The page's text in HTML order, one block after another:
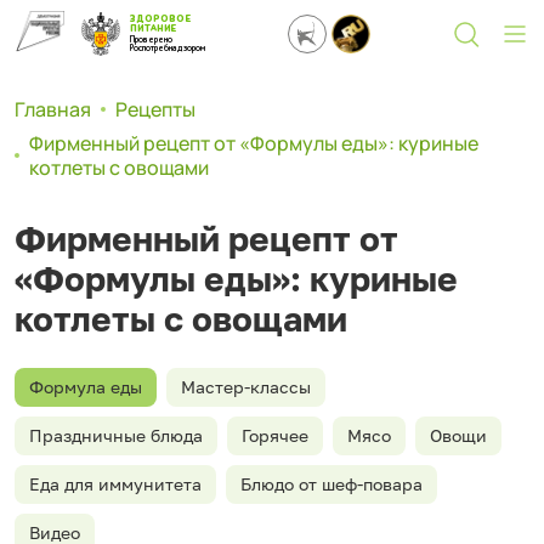
ЗДОРОВОЕ
ПИТАНИЕ
Проверено
Роспотребнадзором
Главная
Рецепты
Фирменный рецепт от «Формулы еды»: куриные
котлеты с овощами
Фирменный рецепт от
«Формулы еды»: куриные
котлеты с овощами
Формула еды Мастер-классы
Праздничные блюда Горячее Мясо Овощи
Еда для иммунитета Блюдо от шеф-повара
Видео